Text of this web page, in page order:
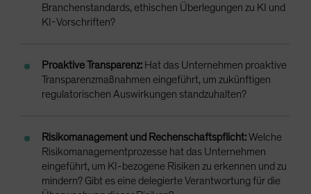
Branchenstandards, ethischen Überlegungen zu KI und
KI-Vorschriften?
Proaktive Transparenz: Hat das Unternehmen proaktive
Transparenzmaßnahmen eingeführt, um zukünftigen
regulatorischen Auswirkungen standzuhalten?
Risikomanagement und Rechenschaftspflicht:Welche
Risikomanagementprozesse hat das Unternehmen
eingeführt, um KI-bezogene Risiken zu erkennen und zu
mindern? Gibt es eine delegierte Verantwortung für die